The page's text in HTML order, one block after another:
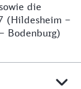
die
(Hildesheim –
Bodenburg)